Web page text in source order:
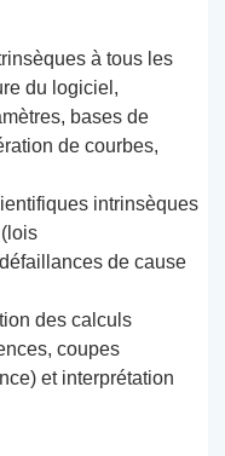
à tous les
du logiciel,
bases de
de courbes,
intrinsèques
de cause
des calculs
coupes
et interprétation